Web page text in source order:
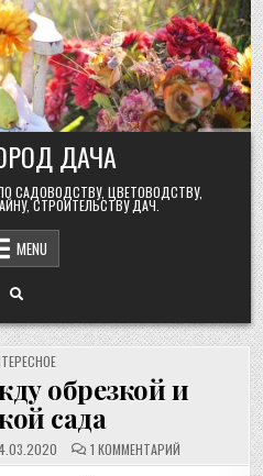
ДАЧА
САДОВОДСТВУ, ЦВЕТОВОДСТВУ,
СТРОИТЕЛЬСТВУ ДАЧ.
MENU
обрезкой и
сада
1 КОММЕНТАРИЙК
ЗАПИСИ